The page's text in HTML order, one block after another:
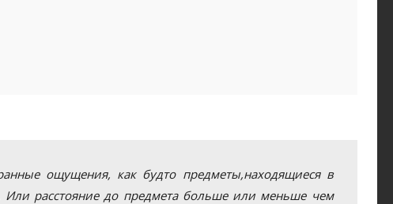
ощущения, как будто предметы,находящиеся в
расстояние до предмета больше или меньше чем